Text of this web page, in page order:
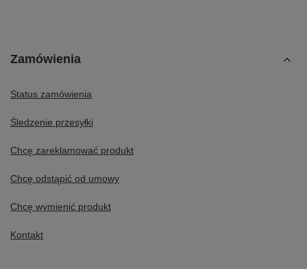
Zamówienia
Status zamówienia
Śledzenie przesyłki
Chcę zareklamować produkt
Chcę odstąpić od umowy
Chcę wymienić produkt
Kontakt